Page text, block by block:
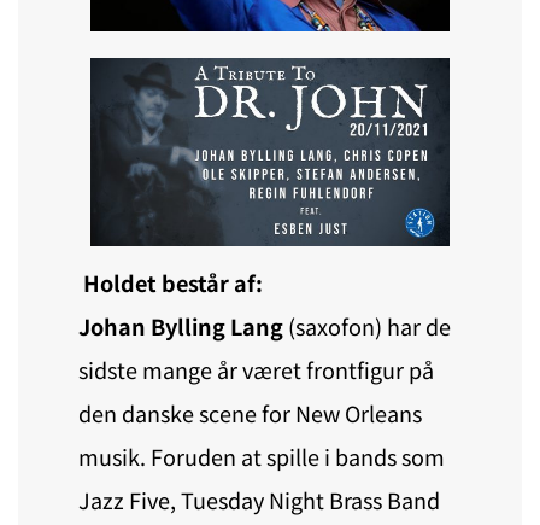
Holdet består af:
Johan Bylling Lang(saxofon) har de
sidste mange år været frontfigur på
den danske scene for New Orleans
musik. Foruden at spille i bands som
Jazz Five, Tuesday Night Brass Band